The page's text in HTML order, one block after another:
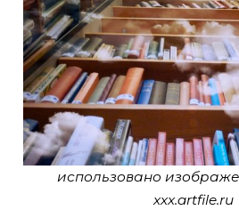
использовано
xxx.artfile.ru